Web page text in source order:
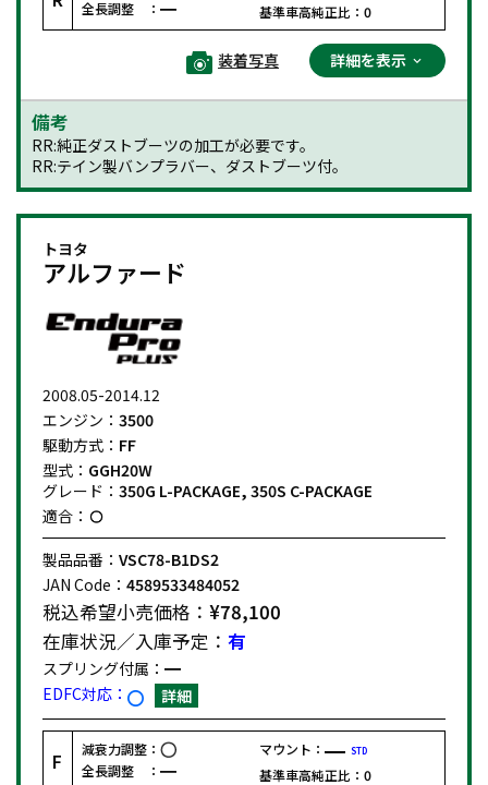
全長調整 ： 基準車高純正比： 0
装着写真 詳細を表示
備考
RR:純正ダストブーツの加工が必要です。
RR:テイン製バンプラバー、ダストブーツ付。
トヨタ
アルファード
2008.05-2014.12
エンジン： 3500
駆動方式： FF
型式： GGH20W
グレード： 350G L-PACKAGE, 350S C-PACKAGE
適合：
製品品番： VSC78-B1DS2
JAN Code： 4589533484052
税込希望小売価格： ¥78,100
在庫状況／入庫予定： 有
スプリング付属：
EDFC対応：
詳細
F
減衰力調整：
全長調整 ：
マウント： STD
基準車高純正比： 0